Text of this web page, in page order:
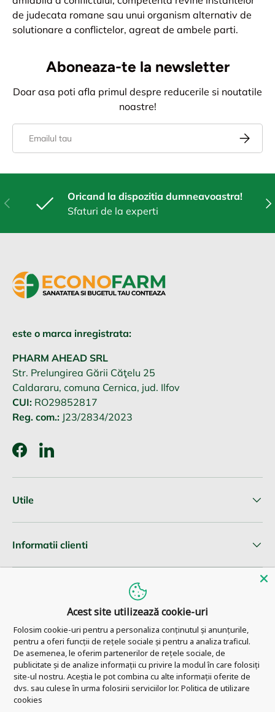
de judecata romane sau unui organism alternativ de
solutionare a conflictelor, agreat de ambele parti.
Aboneaza-te la newsletter
Doar asa poti afla primul despre reducerile si noutatile
noastre!
Anterior
Oricand la dispozitia dumneavoastra!
Sfaturi de la experti
este o marca inregistrata:
PHARM AHEAD SRL
Str. Prelungirea Gării Căţelu 25
Caldararu, comuna Cernica, jud. Ilfov
CUI: RO29852817
Reg. com.: J23/2834/2023
FacebookLinkedIn
Utile
Informatii clienti
© 2026 Pharm Ahead.
Acest site utilizează cookie-uri
Folosim cookie-uri pentru a personaliza conținutul și anunțurile,
pentru a oferi funcții de rețele sociale și pentru a analiza traficul.
De asemenea, le oferim partenerilor de rețele sociale, de
publicitate și de analize informații cu privire la modul în care folosiți
site-ul nostru. Aceștia le pot combina cu alte informații oferite de
dvs. sau culese în urma folosirii serviciilor lor. Politica de utilizare
cookies